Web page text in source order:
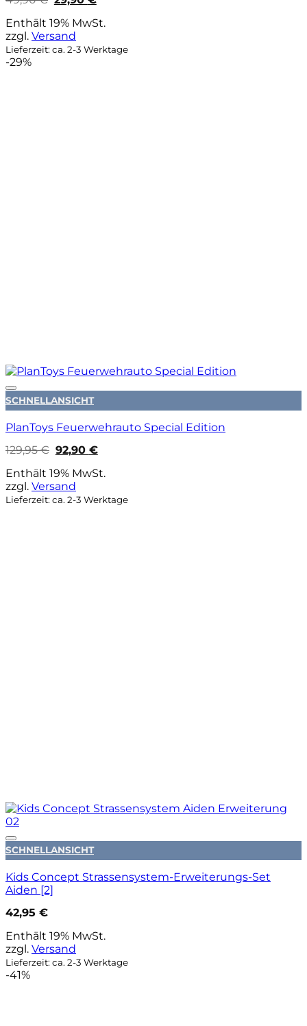
war:
49,90 €
ist:
Enthält 19% MwSt.
zzgl. Versand
Lieferzeit: ca. 2-3 Werktage
-29%
Auf die Wunschliste
SCHNELLANSICHT
PlanToys Feuerwehrauto Special Edition
129,95€ Ursprünglicher
Preis
war:
129,95 €
92,90 €Aktueller
ist:
Enthält 19% MwSt.
zzgl. Versand
Lieferzeit: ca. 2-3 Werktage
Auf die Wunschliste
SCHNELLANSICHT
Kids Concept Strassensystem-Erweiterungs-Set
Aiden [2]
42,95 €
Enthält 19% MwSt.
zzgl. Versand
Lieferzeit: ca. 2-3 Werktage
-41%